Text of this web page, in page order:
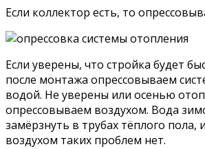
Если коллектор есть, то
Если уверены, что стройка будет
после монтажа опрессовываем
водой. Не уверены или осенью
опрессовываем воздухом. Вода
замёрзнуть в трубах тёплого пола,
воздухом таких проблем нет.